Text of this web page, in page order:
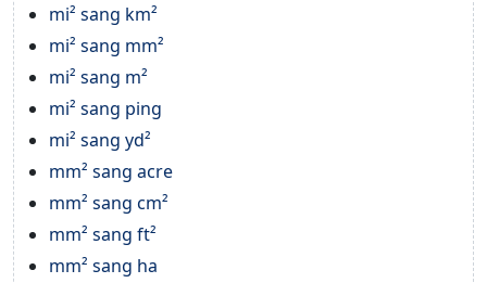
mi² sang km²
mi² sang mm²
mi² sang m²
mi² sang ping
mi² sang yd²
mm² sang acre
mm² sang cm²
mm² sang ft²
mm² sang ha